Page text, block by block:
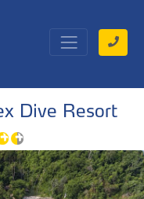
Dive Resort